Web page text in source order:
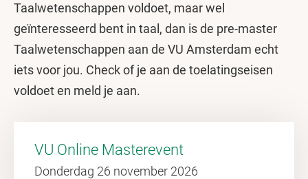
Taalwetenschappen voldoet, maar wel
geïnteresseerd bent in taal, dan is de pre-master
Taalwetenschappen aan de VU Amsterdam echt
iets voor jou. Check of je aan de toelatingseisen
voldoet en meld je aan.
VU Online Masterevent
Donderdag 26 november 2026